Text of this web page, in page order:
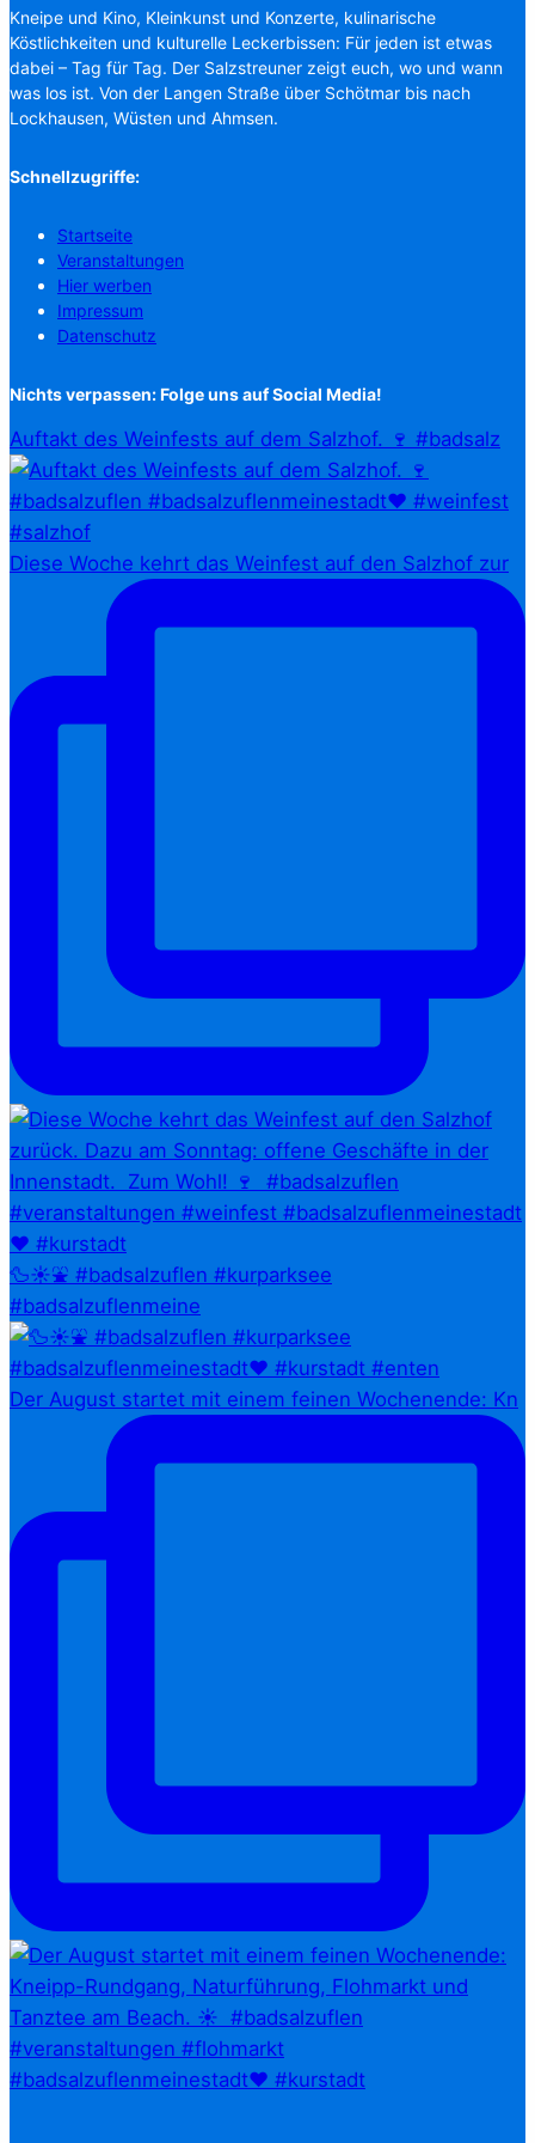
Kneipe und Kino, Kleinkunst und Konzerte, kulinarische
Köstlichkeiten und kulturelle Leckerbissen: Für jeden ist etwas
dabei – Tag für Tag. Der Salzstreuner zeigt euch, wo und wann
was los ist. Von der Langen Straße über Schötmar bis nach
Lockhausen, Wüsten und Ahmsen.
Schnellzugriffe:
Startseite
Veranstaltungen
Hier werben
Impressum
Datenschutz
Nichts verpassen: Folge uns auf Social Media!
Auftakt des Weinfests auf dem Salzhof. 🍷 #badsalz
Diese Woche kehrt das Weinfest auf den Salzhof zur
🦆☀️⛲ #badsalzuflen #kurparksee
#badsalzuflenmeine
Der August startet mit einem feinen Wochenende: Kn